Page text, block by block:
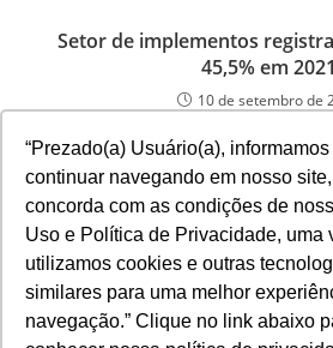
“Prezado(a) Usuário(a),
continuar navegando em nosso
concorda com as condições de
Uso e Política de Privacidade, uma
utilizamos cookies e outras
similares para uma melhor
navegação.” Clique no link abaixo
Setor de implementos
45,5% em 2021
10 de setembro de